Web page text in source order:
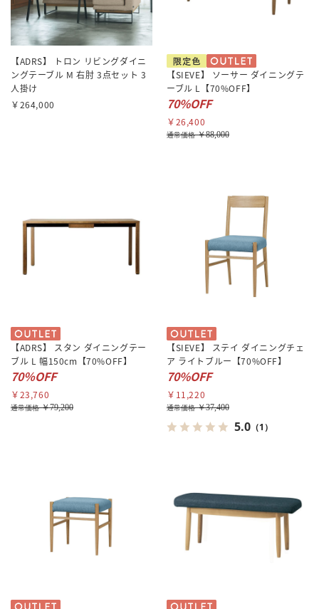
【ADRS】 トロン リビングダイニ
ングテーブル M 右肘 3点セット 3
人掛け
￥264,000
【SIEVE】 ソーサー ダイニングテ
ーブル L【70%OFF】
70%OFF
￥26,400
通常価格￥88,000
【ADRS】 スタン ダイニングテー
ブル L 幅150cm【70%OFF】
70％OFF
￥23,760
通常価格￥79,200
【SIEVE】 ステイ ダイニングチェ
ア ライトブルー【70%OFF】
70%OFF
￥11,220
通常価格￥37,400
5.0 （1）